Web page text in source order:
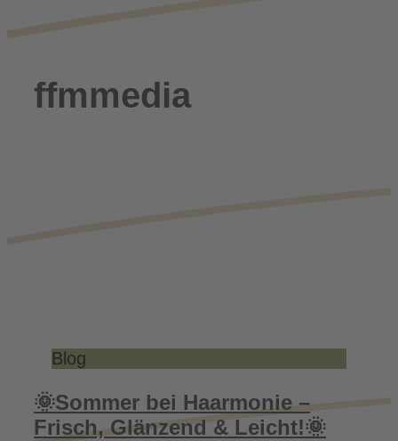
ffmmedia
Blog
🌞Sommer bei Haarmonie –
Frisch, Glänzend & Leicht!🌞